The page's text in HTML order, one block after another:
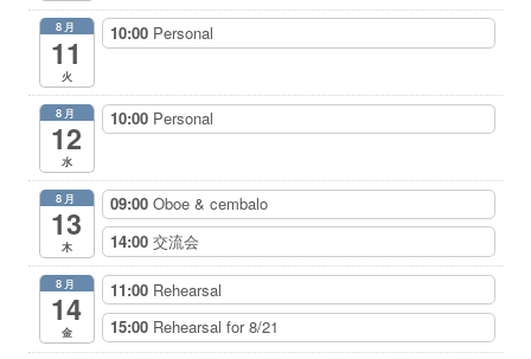
8月
11
火
10:00 Personal
8月
12
水
10:00 Personal
8月
13
木
09:00 Oboe & cembalo
14:00 交流会
8月
14
金
11:00 Rehearsal
15:00 Rehearsal for 8/21